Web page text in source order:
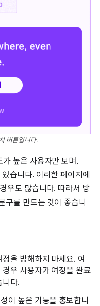
버튼입니다.
높은 사용자만 보며,
습니다. 이러한 페이지에
우도 많습니다. 따라서 방
구를 만드는 것이 좋습니
을 방해하지 마세요. 여
우 사용자가 여정을 완료
니다.
이 높은 기능을 홍보합니